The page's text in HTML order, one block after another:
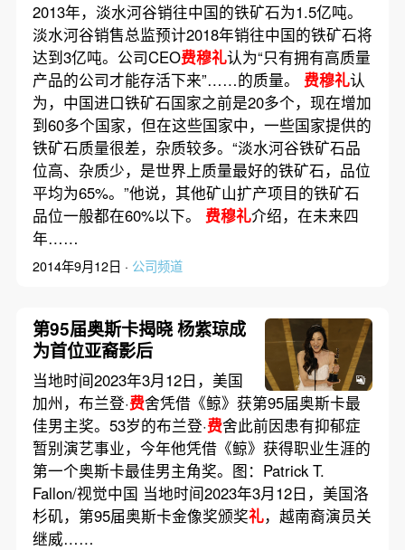
2013年，淡水河谷销往中国的铁矿石为1.5亿吨。
淡水河谷销售总监预计2018年销往中国的铁矿石将
达到3亿吨。公司CEO费穆礼认为“只有拥有高质量
产品的公司才能存活下来”……的质量。 费穆礼认
为，中国进口铁矿石国家之前是20多个，现在增加
到60多个国家，但在这些国家中，一些国家提供的
铁矿石质量很差，杂质较多。“淡水河谷铁矿石品
位高、杂质少，是世界上质量最好的铁矿石，品位
平均为65%。”他说，其他矿山扩产项目的铁矿石
品位一般都在60%以下。 费穆礼介绍，在未来四
年……
2014年9月12日 · 公司频道
第95届奥斯卡揭晓 杨紫琼成
为首位亚裔影后
当地时间2023年3月12日，美国
加州，布兰登·费舍凭借《鲸》获第95届奥斯卡最
佳男主奖。53岁的布兰登·费舍此前因患有抑郁症
暂别演艺事业，今年他凭借《鲸》获得职业生涯的
第一个奥斯卡最佳男主角奖。图：Patrick T.
Fallon/视觉中国 当地时间2023年3月12日，美国洛
杉矶，第95届奥斯卡金像奖颁奖礼，越南裔演员关
继威……